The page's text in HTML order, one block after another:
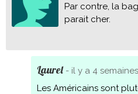
Par contre, la
parait cher.
Laurel- il y a 4 semaines
Les Américains sont